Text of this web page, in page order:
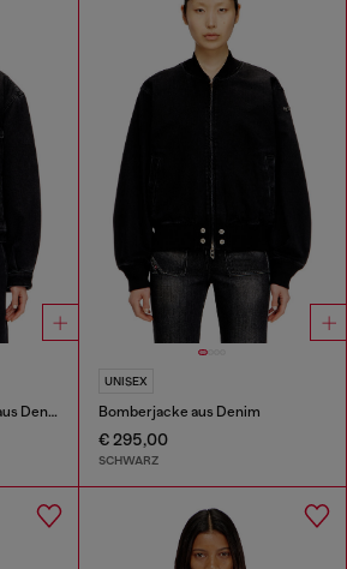
Gesteppte Truckerjacke aus Denim
UNISEX
Bomberjacke aus Denim
€ 295,00
SCHWARZ